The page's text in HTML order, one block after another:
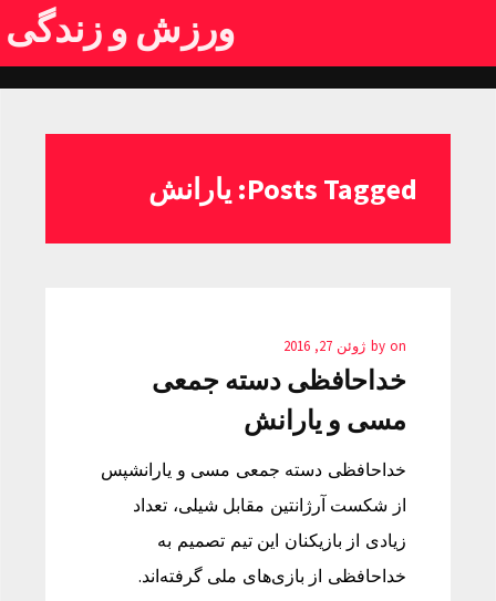
ورزش و زندگی
Posts Tagged: یارانش
by on ژوئن 27, 2016
خداحافظی دسته جمعی
مسی و یارانش
خداحافظی دسته جمعی مسی و یارانشپس
از شکست آرژانتین مقابل شیلی، تعداد
زیادی از بازیکنان این تیم تصمیم به
خداحافظی از بازی‌های ملی گرفته‌اند.